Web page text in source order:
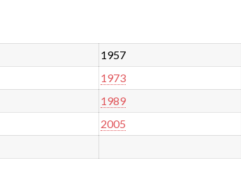
1957
1973
1989
2005